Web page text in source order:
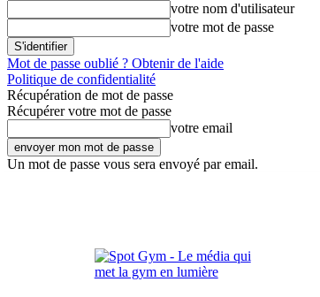
votre nom d'utilisateur
votre mot de passe
Mot de passe oublié ? Obtenir de l'aide
Politique de confidentialité
Récupération de mot de passe
Récupérer votre mot de passe
votre email
Un mot de passe vous sera envoyé par email.